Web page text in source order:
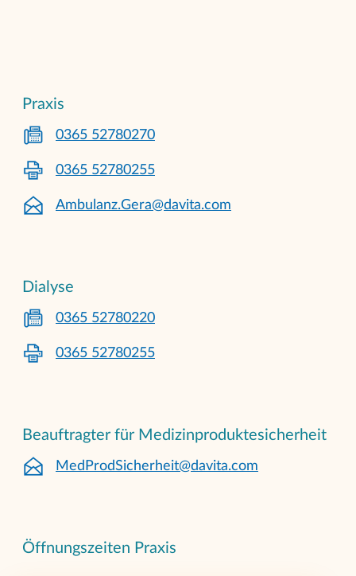
Öffnungszeiten Praxis
Praxis
0365 52780270
0365 52780255
Ambulanz.Gera@davita.com
Dialyse
0365 52780220
0365 52780255
Beauftragter für Medizinproduktesicherheit
MedProdSicherheit@davita.com